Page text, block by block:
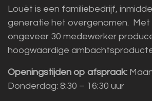
Louët is een familiebedrijf,
generatie het overgenomen. Met
ongeveer 30 medewerker
hoogwaardige
Openingstijden op afspraak:
Donderdag: 8:30 – 16:30 uur